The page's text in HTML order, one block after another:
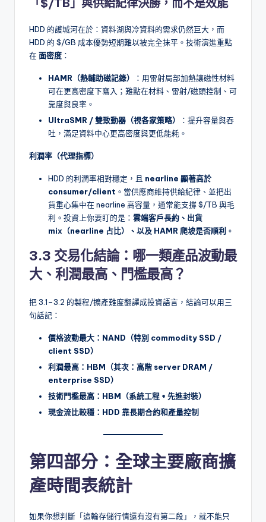
HDD 的護城河在於：資料湖與冷資料的需求仍然巨大，而
HDD 的 $/GB 成本優勢短期難以被完全抹平。技術演進重點
在 面密度 ：
HAMR（熱輔助磁記錄）
：用雷射局部加熱讓磁性材料
可在更高密度下寫入；難點在材料、雷射/磁頭控制、可
靠度與良率。
UltraSMR / 雙致動器（視各家策略）
：提升容量與吞
吐，滿足資料中心更高密度與更低能耗。
利潤率（代理指標）
HDD 的利潤率相對穩定，且 nearline 顯著高於
consumer/client 。當供應商維持供給紀律、並把出
貨重心集中在 nearline 高容量，通常能支撐 $/TB 與毛
利。投資上你要盯的是： 雲端客戶長約、出貨
mix（nearline 占比）、以及 HAMR 爬坡是否順利 。
3.3 交易化結論：哪一類產品波動最
大、利潤最高、門檻最高？
把 3.1–3.2 的製程/擴產難度翻譯成投資語言，結論可以用三
句話記：
價格波動最大：NAND（特別 commodity SSD /
client SSD）
利潤最高：HBM（其次：高階 server DRAM /
enterprise SSD）
技術門檻最高：HBM（系統工程 + 先進封裝）
現金流比較穩：HDD 靠長期合約和產量控制
第四部分：全球主要廠商擴
產時間表統計
如果你想判斷「這輪存儲行情還有沒有第二段」，就不能只